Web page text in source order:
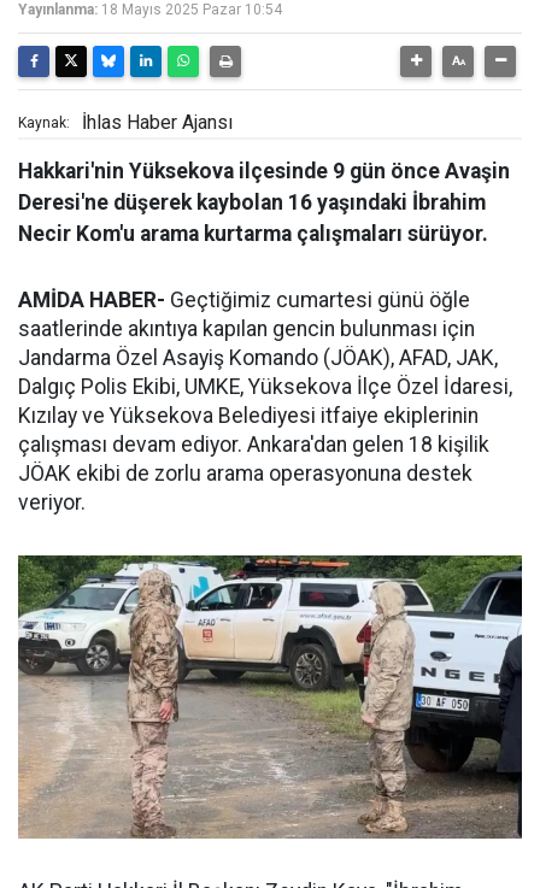
Yayınlanma: 18 Mayıs 2025 Pazar 10:54
Kaynak: İhlas Haber Ajansı
Hakkari'nin Yüksekova ilçesinde 9 gün önce Avaşin
Deresi'ne düşerek kaybolan 16 yaşındaki İbrahim
Necir Kom'u arama kurtarma çalışmaları sürüyor.
AMİDA HABER- Geçtiğimiz cumartesi günü öğle
saatlerinde akıntıya kapılan gencin bulunması için
Jandarma Özel Asayiş Komando (JÖAK), AFAD, JAK,
Dalgıç Polis Ekibi, UMKE, Yüksekova İlçe Özel İdaresi,
Kızılay ve Yüksekova Belediyesi itfaiye ekiplerinin
çalışması devam ediyor. Ankara'dan gelen 18 kişilik
JÖAK ekibi de zorlu arama operasyonuna destek
veriyor.